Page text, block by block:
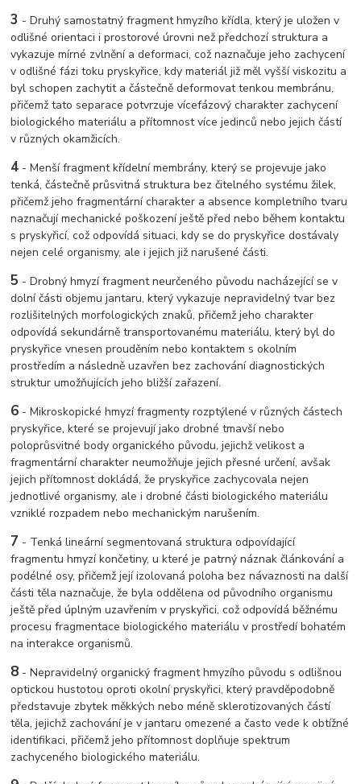
3 -Druhý samostatný fragment hmyzího křídla, který je uložen v
odlišné orientaci i prostorové úrovni než předchozí struktura a
vykazuje mírné zvlnění a deformaci, což naznačuje jeho zachycení
v odlišné fázi toku pryskyřice, kdy materiál již měl vyšší viskozitu a
byl schopen zachytit a částečně deformovat tenkou membránu,
přičemž tato separace potvrzuje vícefázový charakter zachycení
biologického materiálu a přítomnost více jedinců nebo jejich částí
v různých okamžicích.
4 -Menší fragment křídelní membrány, který se projevuje jako
tenká, částečně průsvitná struktura bez čitelného systému žilek,
přičemž jeho fragmentární charakter a absence kompletního tvaru
naznačují mechanické poškození ještě před nebo během kontaktu
s pryskyřicí, což odpovídá situaci, kdy se do pryskyřice dostávaly
nejen celé organismy, ale i jejich již narušené části.
5 -Drobný hmyzí fragment neurčeného původu nacházející se v
dolní části objemu jantaru, který vykazuje nepravidelný tvar bez
rozlišitelných morfologických znaků, přičemž jeho charakter
odpovídá sekundárně transportovanému materiálu, který byl do
pryskyřice vnesen prouděním nebo kontaktem s okolním
prostředím a následně uzavřen bez zachování diagnostických
struktur umožňujících jeho bližší zařazení.
6 -Mikroskopické hmyzí fragmenty rozptýlené v různých částech
pryskyřice, které se projevují jako drobné tmavší nebo
poloprůsvitné body organického původu, jejichž velikost a
fragmentární charakter neumožňuje jejich přesné určení, avšak
jejich přítomnost dokládá, že pryskyřice zachycovala nejen
jednotlivé organismy, ale i drobné části biologického materiálu
vzniklé rozpadem nebo mechanickým narušením.
7 - Tenká lineární segmentovaná struktura odpovídající
fragmentu hmyzí končetiny, u které je patrný náznak článkování a
podélné osy, přičemž její izolovaná poloha bez návaznosti na další
části těla naznačuje, že byla oddělena od původního organismu
ještě před úplným uzavřením v pryskyřici, což odpovídá běžnému
procesu fragmentace biologického materiálu v prostředí bohatém
na interakce organismů.
8 -Nepravidelný organický fragment hmyzího původu s odlišnou
optickou hustotou oproti okolní pryskyřici, který pravděpodobně
představuje zbytek měkkých nebo méně sklerotizovaných částí
těla, jejichž zachování je v jantaru omezené a často vede k obtížné
identifikaci, přičemž jeho přítomnost doplňuje spektrum
zachyceného biologického materiálu.